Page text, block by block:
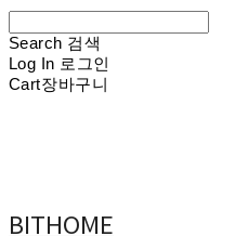
Search 검색
Log In 로그인
Cart장바구니
BITHOME